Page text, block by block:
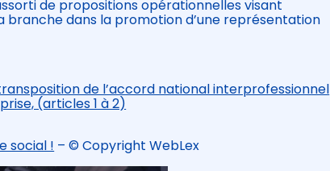
de propositions opérationnelles visant
dans la promotion d’une représentation
de l’accord national interprofessionnel
(articles 1 à 2)
social ! – © Copyright WebLex